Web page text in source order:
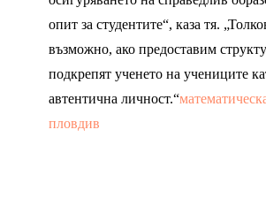
опит за студентите“, каза тя.
възможно, ако предоставим
подкрепят ученето на учениците
автентична личност.“
пловдив